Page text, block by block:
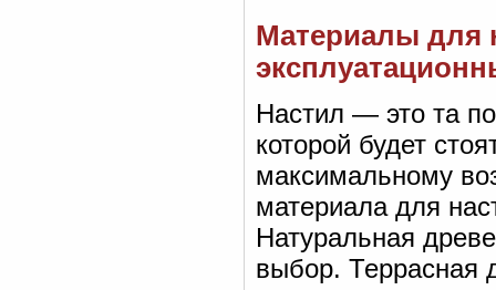
Материалы для
Настил — это та
которой будет
максимальному
материала для
Натуральная
выбор. Террасная